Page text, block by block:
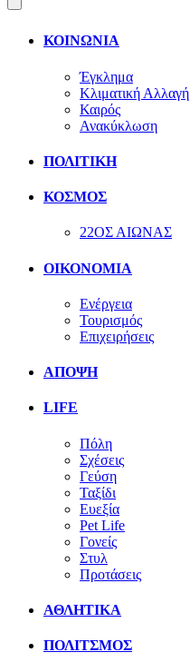
ΚΟΙΝΩΝΙΑ
Έγκλημα
Κλιματική Αλλαγή
Καιρός
Ανακύκλωση
ΠΟΛΙΤΙΚΗ
ΚΟΣΜΟΣ
22ΟΣ ΑΙΩΝΑΣ
ΟΙΚΟΝΟΜΙΑ
Ενέργεια
Τουρισμός
Επιχειρήσεις
ΑΠΟΨΗ
LIFE
Πόλη
Σχέσεις
Γεύση
Ταξίδι
Ευεξία
Pet Life
Γονείς
Στυλ
Προτάσεις
ΑΘΛΗΤΙΚΑ
ΠΟΛΙΤΣΜΟΣ